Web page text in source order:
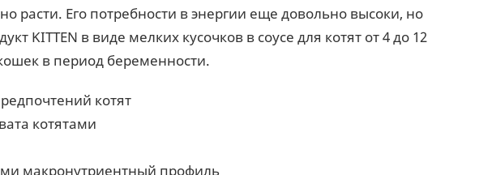
расти. Его потребности в энергии еще довольно высоки, но
KITTEN в виде мелких кусочков в соусе для котят от 4 до 12
в период беременности.
котят
котятами
макронутриентный профиль